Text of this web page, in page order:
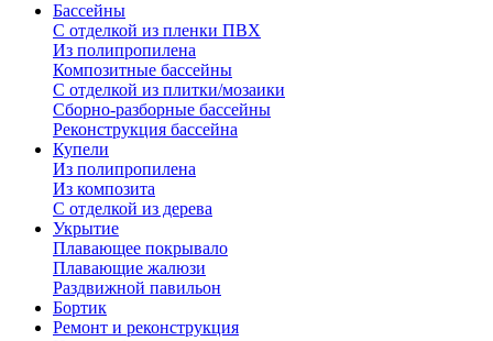
Бассейны
С отделкой из пленки ПВХ
Из полипропилена
Композитные бассейны
С отделкой из плитки/мозаики
Сборно-разборные бассейны
Реконструкция бассейна
Купели
Из полипропилена
Из композита
С отделкой из дерева
Укрытие
Плавающее покрывало
Плавающие жалюзи
Раздвижной павильон
Бортик
Ремонт и реконструкция